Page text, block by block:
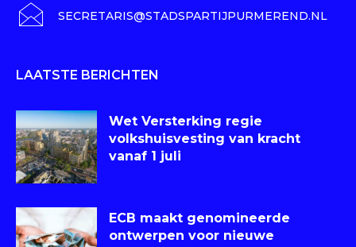
SECRETARIS@STADSPARTIJPURMEREND.NL
LAATSTE BERICHTEN
Wet Versterking regie
volkshuisvesting van kracht
vanaf 1 juli
ECB maakt genomineerde
ontwerpen voor nieuwe